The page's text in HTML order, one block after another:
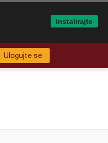
Ulogujte se
Instalirajte